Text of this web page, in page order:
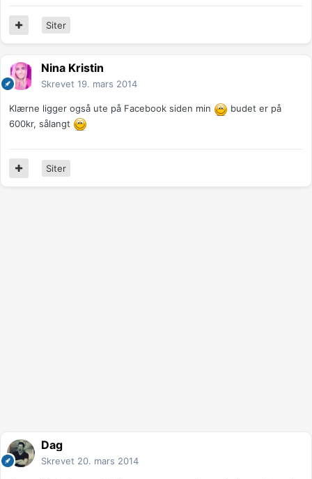
Siter
Nina Kristin
Skrevet 19. mars 2014
Klærne ligger også ute på Facebook siden min
budet er på
600kr, sålangt
Siter
Dag
Skrevet 20. mars 2014